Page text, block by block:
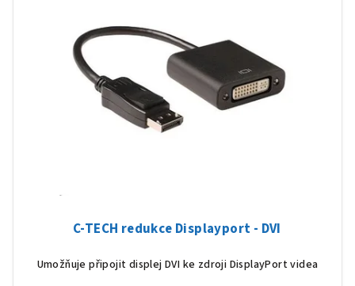
C-TECH redukce Displayport - DVI
Umožňuje připojit displej DVI ke zdroji DisplayPort videa